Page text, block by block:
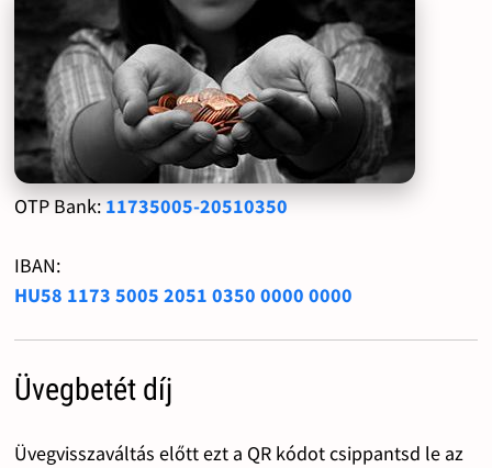
OTP Bank: 11735005-20510350
IBAN:
HU58 1173 5005 2051 0350 0000 0000
Üvegbetét díj
Üvegvisszaváltás előtt ezt a QR kódot csippantsd le az